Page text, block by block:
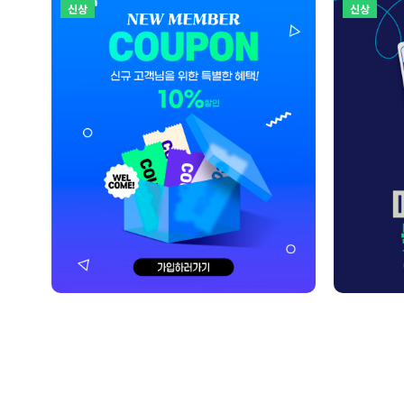
신상 신상